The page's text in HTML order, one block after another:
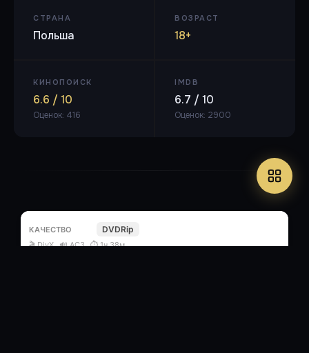
СТРАНА
Польша
ВОЗРАСТ
18+
КИНОПОИСК
6.6 / 10
Оценок: 416
IMDB
6.7 / 10
Оценок: 2900
DVDRip
🎬 DivX 🔊 AC3 ⏱ 1ч 38м